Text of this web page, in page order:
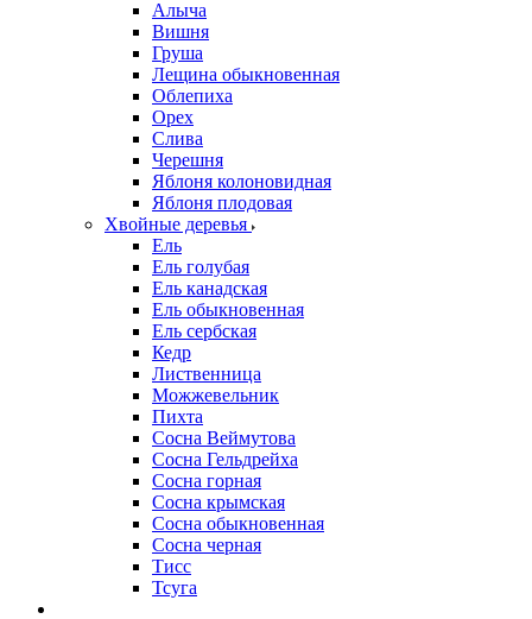
Алыча
Вишня
Груша
Лещина обыкновенная
Облепиха
Орех
Слива
Черешня
Яблоня колоновидная
Яблоня плодовая
Хвойные деревья
Ель
Ель голубая
Ель канадская
Ель обыкновенная
Ель сербская
Кедр
Лиственница
Можжевельник
Пихта
Сосна Веймутова
Сосна Гельдрейха
Сосна горная
Сосна крымская
Сосна обыкновенная
Сосна черная
Тисс
Тсуга